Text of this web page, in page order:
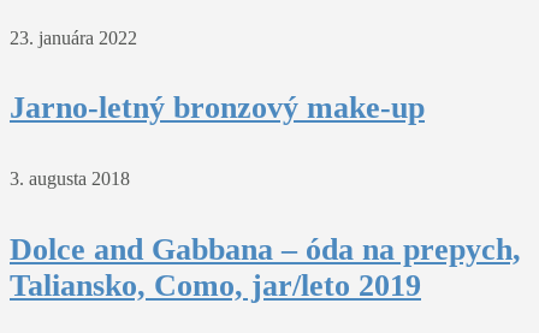
23. januára 2022
Jarno-letný bronzový make-up
3. augusta 2018
Dolce and Gabbana – óda na prepych,
Taliansko, Como, jar/leto 2019